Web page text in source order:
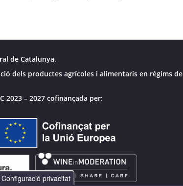
de Catalunya.
dels productes agrícoles i alimentaris en règims de
2023 – 2027 cofinançada per:
Configuració privacitat